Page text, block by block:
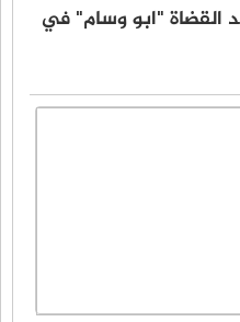
"ابو وسام" في